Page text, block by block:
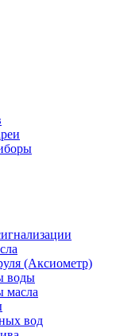
(Аксиометр)
воды
масла
вод